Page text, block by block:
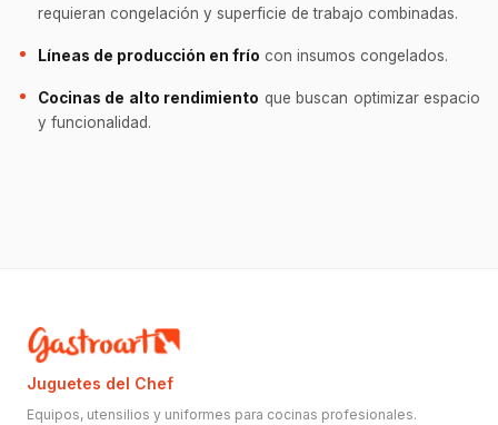
requieran congelación y superficie de trabajo combinadas.
Líneas de producción en frío con insumos congelados.
Cocinas de alto rendimiento que buscan optimizar espacio
y funcionalidad.
Juguetes del Chef
Equipos, utensilios y uniformes para cocinas profesionales.